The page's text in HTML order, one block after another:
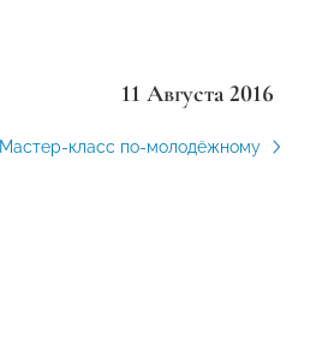
11 Августа 2016
Мастер-класс по-молодёжному